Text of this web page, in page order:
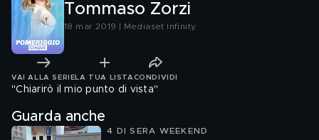
Tommaso Zorzi
18 mar 2019 | Mediaset Infinity
VAI ALLA SERIE LA TUA LISTA CONDIVIDI
"Chiarirò il mio punto di vista"
Guarda anche
4 DI SERA WEEKEND